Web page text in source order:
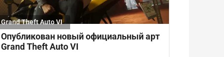
Grand Theft Auto VI
Опубликован новый официальный арт
Grand Theft Auto VI